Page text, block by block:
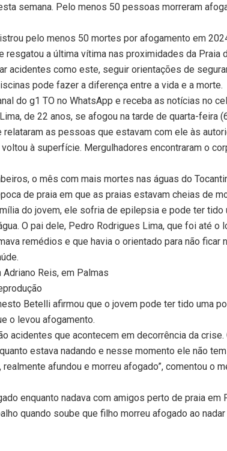
semana. Pelo menos 50 pessoas morreram
pelo menos 50 mortes por afogamento em
resgatou a última vítima nas proximidades da Praia
acidentes como este, seguir orientações de
pode fazer a diferença entre a vida e a morte.
do g1 TO no WhatsApp e receba as notícias no
de 22 anos, se afogou na tarde de quarta-feira
relataram as pessoas que estavam com ele às
à superfície. Mergulhadores encontraram o
o mês com mais mortes nas águas do
de praia em que as praias estavam cheias de
do jovem, ele sofria de epilepsia e pode ter tido
O pai dele, Pedro Rodrigues Lima, que foi até o
remédios e que havia o orientado para não ficar
Reis, em Palmas
Betelli afirmou que o jovem pode ter tido uma
o levou afogamento.
acidentes que acontecem em decorrência da
estava nadando e nesse momento ele não
afundou e morreu afogado”, comentou o
enquanto nadava com amigos perto de praia em
quando soube que filho morreu afogado ao